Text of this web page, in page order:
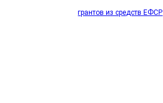
грантов из средств ЕФСР